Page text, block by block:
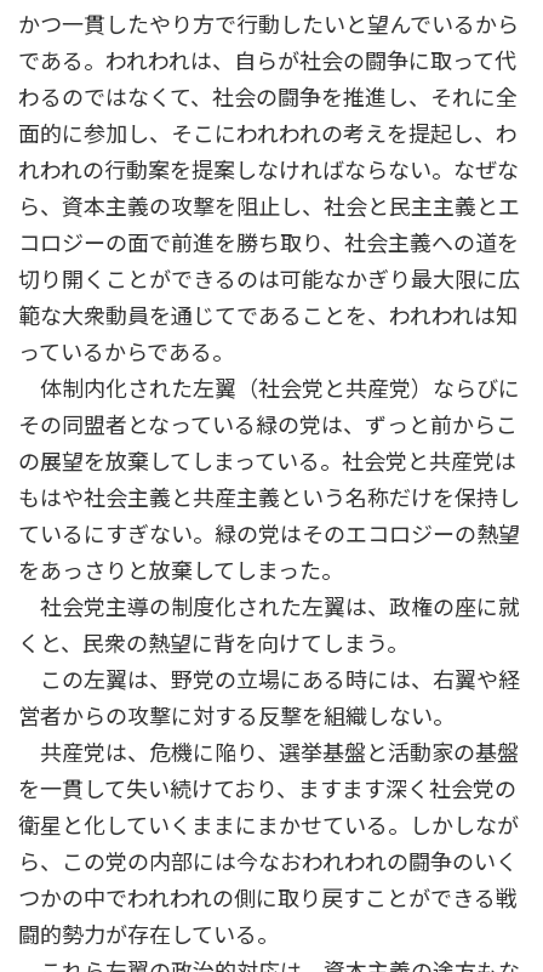
かつ一貫したやり方で行動したいと望んでいるから
である。われわれは、自らが社会の闘争に取って代
わるのではなくて、社会の闘争を推進し、それに全
面的に参加し、そこにわれわれの考えを提起し、わ
れわれの行動案を提案しなければならない。なぜな
ら、資本主義の攻撃を阻止し、社会と民主主義とエ
コロジーの面で前進を勝ち取り、社会主義への道を
切り開くことができるのは可能なかぎり最大限に広
範な大衆動員を通じてであることを、われわれは知
っているからである。
体制内化された左翼（社会党と共産党）ならびに
その同盟者となっている緑の党は、ずっと前からこ
の展望を放棄してしまっている。社会党と共産党は
もはや社会主義と共産主義という名称だけを保持し
ているにすぎない。緑の党はそのエコロジーの熱望
をあっさりと放棄してしまった。
社会党主導の制度化された左翼は、政権の座に就
くと、民衆の熱望に背を向けてしまう。
この左翼は、野党の立場にある時には、右翼や経
営者からの攻撃に対する反撃を組織しない。
共産党は、危機に陥り、選挙基盤と活動家の基盤
を一貫して失い続けており、ますます深く社会党の
衛星と化していくままにまかせている。しかしなが
ら、この党の内部には今なおわれわれの闘争のいく
つかの中でわれわれの側に取り戻すことができる戦
闘的勢力が存在している。